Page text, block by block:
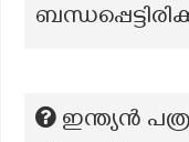
ഇന്ത്യന്‍